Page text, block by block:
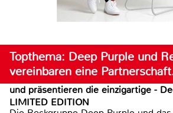
Topthema: Deep Purple und
vereinbaren eine
und präsentieren die einzigartige -
LIMITED EDITION